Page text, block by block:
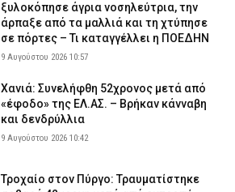
ξυλοκόπησε άγρια νοσηλεύτρια, την
άρπαξε από τα μαλλιά και τη χτύπησε
σε πόρτες – Τι καταγγέλλει η ΠΟΕΔΗΝ
9 Αυγούστου 2026 10:57
Χανιά: Συνελήφθη 52χρονος μετά από
«έφοδο» της ΕΛ.ΑΣ. – Βρήκαν κάνναβη
και δενδρύλλια
9 Αυγούστου 2026 10:42
Τροχαίο στον Πύργο: Τραυματίστηκε